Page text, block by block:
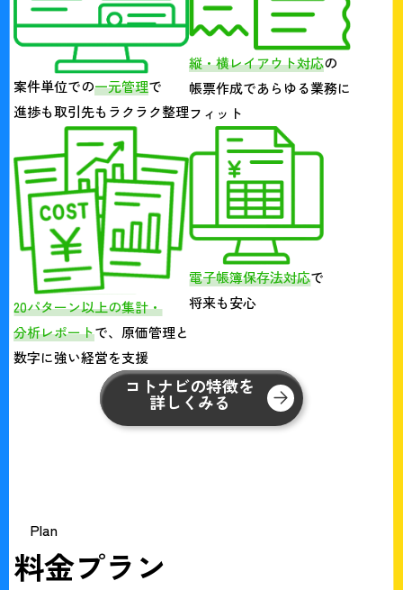
案件単位での一元管理で
進捗も取引先もラクラク整理
縦・横レイアウト対応の
帳票作成であらゆる業務に
フィット
20パターン以上の集計・
分析レポートで、原価管理と
数字に強い経営を支援
電子帳簿保存法対応で
将来も安心
コトナビの特徴を
詳しくみる
Plan
料金プラン